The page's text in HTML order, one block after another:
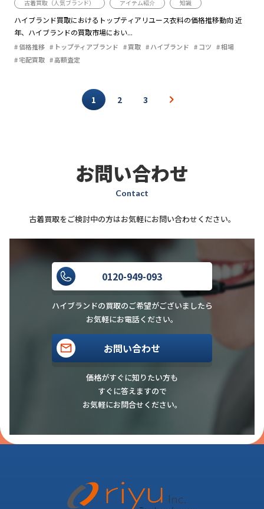
古着買取（人気ブランド）
アイテム紹介 知識
ハイブランド買取におけるトップティアリユース衣料の価格推移動向 近
年、ハイブランドの買取市場におい...
価格推移 トップティアブランド 買取 ハイブランド コツ
相場
宅配買取
高額査定
1 2 3
お問い合わせ
Contact
古着買取をご検討中の方はお気軽にお問い合わせください。
0120-949-093
ハイブランドの買取のご希望がございましたら
お気軽にお電話ください。
お問い合わせ
価格がすぐに知りたい方も
すぐに答えますので
お気軽にお問合せください。